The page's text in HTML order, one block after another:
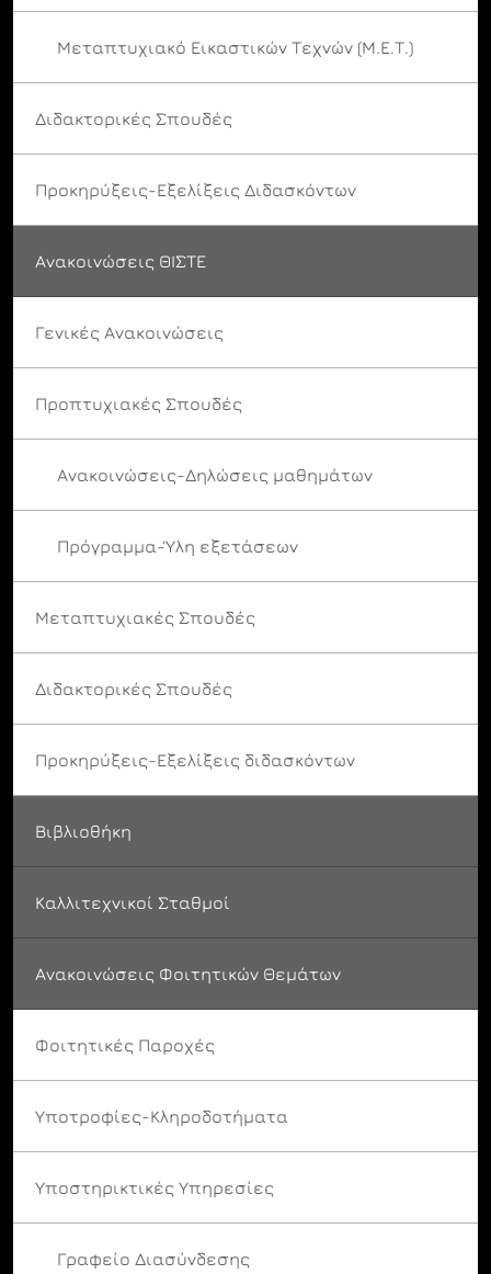
Μεταπτυχιακό Εικαστικών Τεχνών (Μ.Ε.Τ.)
Διδακτορικές Σπουδές
Προκηρύξεις-Εξελίξεις Διδασκόντων
Ανακοινώσεις ΘΙΣΤΕ
Γενικές Ανακοινώσεις
Προπτυχιακές Σπουδές
Ανακοινώσεις-Δηλώσεις μαθημάτων
Πρόγραμμα-Ύλη εξετάσεων
Μεταπτυχιακές Σπουδές
Διδακτορικές Σπουδές
Προκηρύξεις-Εξελίξεις διδασκόντων
Βιβλιοθήκη
Καλλιτεχνικοί Σταθμοί
Ανακοινώσεις Φοιτητικών Θεμάτων
Φοιτητικές Παροχές
Υποτροφίες-Κληροδοτήματα
Υποστηρικτικές Υπηρεσίες
Γραφείο Διασύνδεσης